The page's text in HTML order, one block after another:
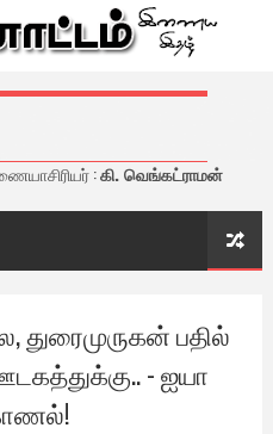
இதழ்
:கி. வெங்கட்ராமன்
பதில்
- ஐயா